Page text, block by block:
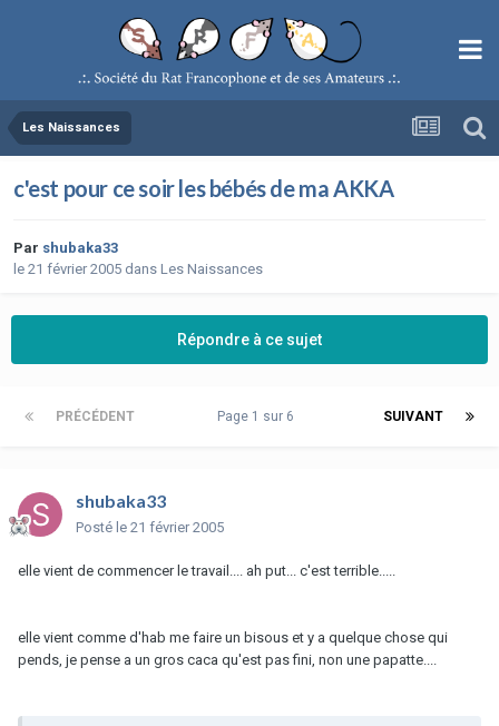
Les Naissances
c'est pour ce soir les bébés de ma AKKA
Par shubaka33
le 21 février 2005 dans Les Naissances
Répondre à ce sujet
PRÉCÉDENT SUIVANT
Page 1 sur 6
shubaka33
Posté le 21 février 2005
elle vient de commencer le travail.... ah put... c'est terrible.....
elle vient comme d'hab me faire un bisous et y a quelque chose qui
pends, je pense a un gros caca qu'est pas fini, non une papatte....